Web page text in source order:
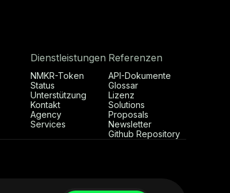
Dienstleistungen
NMKR-Token
Status
Unterstützung
Kontakt
Agency
Services
Referenzen
API-Dokumente
Glossar
Lizenz
Solutions
Proposals
Newsletter
Github Repository